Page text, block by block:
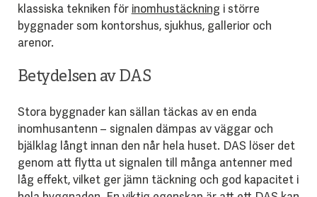
klassiska tekniken för inomhustäckning i större
byggnader som kontorshus, sjukhus, gallerior och
arenor.
Betydelsen av DAS
Stora byggnader kan sällan täckas av en enda
inomhusantenn – signalen dämpas av väggar och
bjälklag långt innan den når hela huset. DAS löser det
genom att flytta ut signalen till många antenner med
låg effekt, vilket ger jämn täckning och god kapacitet i